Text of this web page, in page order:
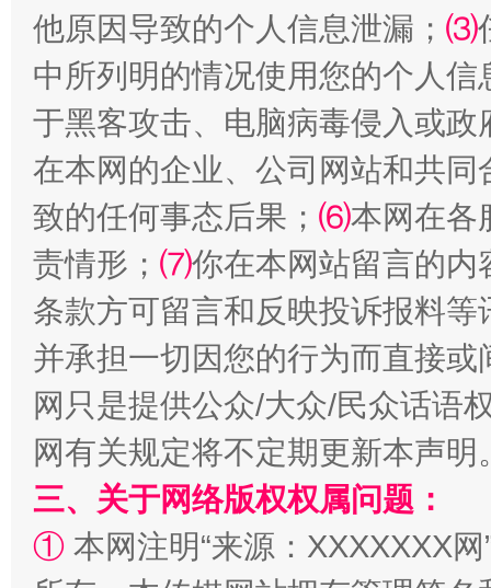
全民健身五年计划来了！等你上场
他原因导致的个人信息泄漏； ⑶
中所列明的情况使用您的个人
于黑客攻击、电脑病毒侵入或
在本网的企业、公司网站和共
致的任何事态后果； ⑹本网在各
责情形； ⑺你在本网站留言的内
条款方可留言和反映投诉报料
并承担一切因您的行为而直接
网只是提供公众/大众/民众话语
网有关规定将不定期更新本声明
三、关于网络版权权属问题：
① 本网注明“来源：XXXXXXX